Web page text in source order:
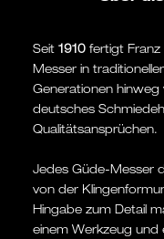
Seit 1910 fertigt Franz
Messer in traditioneller
Generationen
deutsches
Qualitätsansprüchen.
Jedes Güde-Messer
von der
Hingabe zum Detail
einem Werkzeug und